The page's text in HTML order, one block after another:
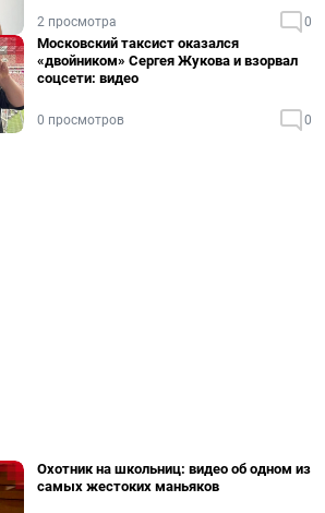
2 просмотра 0
Московский таксист оказался
«двойником» Сергея Жукова и взорвал
соцсети: видео
0 просмотров 0
Охотник на школьниц: видео об одном из
самых жестоких маньяков